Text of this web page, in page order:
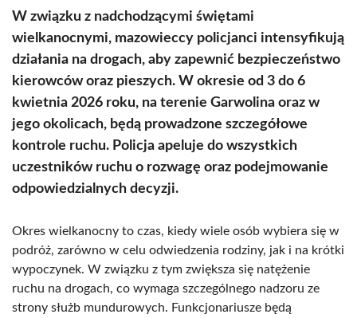
W związku z nadchodzącymi świętami
wielkanocnymi, mazowieccy policjanci intensyfikują
działania na drogach, aby zapewnić bezpieczeństwo
kierowców oraz pieszych. W okresie od 3 do 6
kwietnia 2026 roku, na terenie Garwolina oraz w
jego okolicach, będą prowadzone szczegółowe
kontrole ruchu. Policja apeluje do wszystkich
uczestników ruchu o rozwagę oraz podejmowanie
odpowiedzialnych decyzji.
Okres wielkanocny to czas, kiedy wiele osób wybiera się w
podróż, zarówno w celu odwiedzenia rodziny, jak i na krótki
wypoczynek. W związku z tym zwiększa się natężenie
ruchu na drogach, co wymaga szczególnego nadzoru ze
strony służb mundurowych. Funkcjonariusze będą